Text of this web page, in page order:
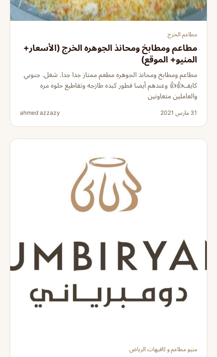
مطاعم الخرج
مطاعم ومطابخ ومحانذ الجوهره الخرج (الأسعار+
المنيو+ الموقع)
مطاعم ومطابخ ومحانذ الجوهره مطعم ممتاز جدا جدا. شغل. جنوبي
كايف👍👍 وعندهم أيضا فطور كبده طازجه وتقاطيع حلوه مره
والعاملين متعاونين
31 مارس 2021 ahmed azzazy
منيو مطاعم و كافيهات الرياض